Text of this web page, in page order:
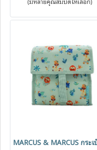
MARCUS & MARCUS กร